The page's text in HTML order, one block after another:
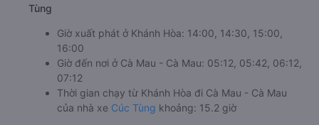
Tùng
Giờ xuất phát ở Khánh Hòa: 14:00, 14:30, 15:00,
16:00
Giờ đến nơi ở Cà Mau - Cà Mau: 05:12, 05:42, 06:12,
07:12
Thời gian chạy từ Khánh Hòa đi Cà Mau - Cà Mau
của nhà xe Cúc Tùng khoảng: 15.2 giờ